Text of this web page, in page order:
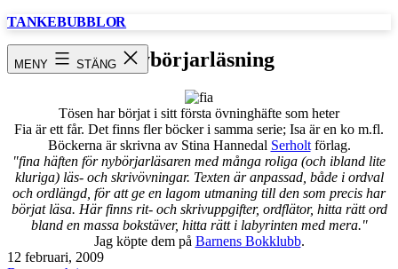
Hoppa
TANKEBUBBLOR
MENY STÄNG Nybörjarläsning
Tösen har börjat i sitt första övninghäfte som heter
Fia är ett får. Det finns fler böcker i samma serie; Isa är en ko m.fl.
Böckerna är skrivna av Stina Hannedal Serholtförlag.
"fina häften för nybörjarläsaren med många roliga (och ibland lite
kluriga) läs- och skrivövningar. Texten är anpassad, både i ordval
och ordlängd, för att ge en lagom utmaning till den som precis har
börjat läsa. Här finns rit- och skrivuppgifter, ordflätor, hitta rätt ord
bland en massa bokstäver, hitta rätt i labyrinten med mera."
Jag köpte dem på Barnens Bokklubb.
Publicerat
12 februari, 2009